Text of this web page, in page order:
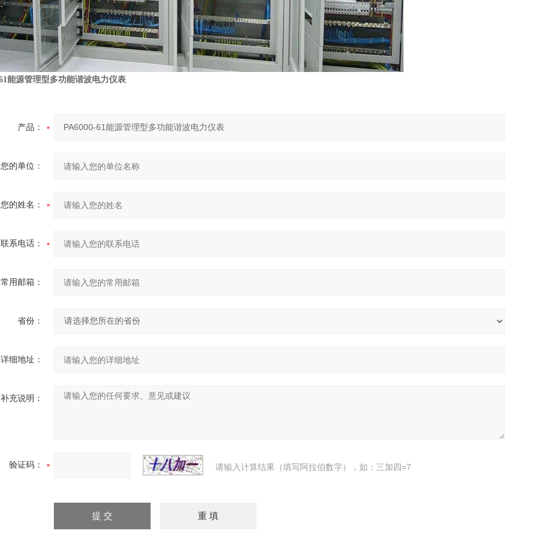
能源管理型多功能谐波电力仪表
产品：
您的单位：
您的姓名：
联系电话：
常用邮箱：
省份：
详细地址：
补充说明：
验证码： 请输入计算结果（填写阿拉伯数字），如：三加四=7